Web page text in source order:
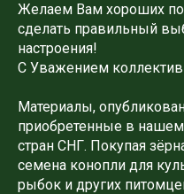
Желаем Вам хороших
сделать правильный
настроения!
С Уважением коллектив
Материалы,
приобретенные в нашем
стран СНГ. Покупая
семена конопли для
рыбок и других